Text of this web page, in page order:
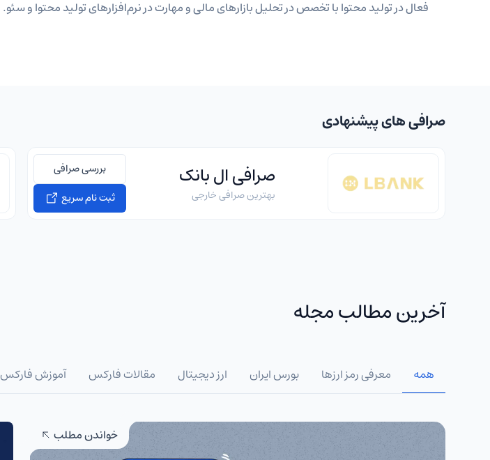
فعال در تولید محتوا با تخصص در تحلیل بازارهای مالی و مهارت در نرم‌افزارهای تولید محتوا و سئو.
صرافی های پیشنهادی
صرافی ال بانک
بهترین صرافی خارجی
بررسی صرافی
ثبت نام سریع
آخرین مطالب مجله
همه معرفی رمز ارزها بورس ایران ارز دیجیتال مقالات فارکس آموزش فارکس
خواندن مطلب